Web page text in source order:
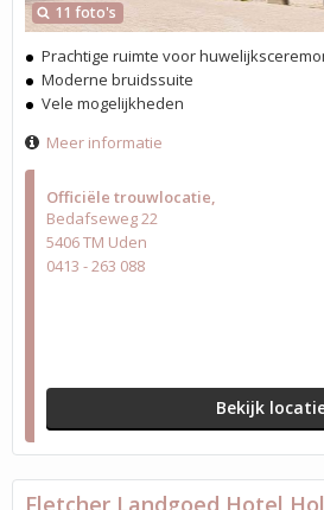
Officiële trouwlocatie
Bedafseweg 22
5406 TM Uden
0413 - 263 088
Bekijk
11 foto's
Prachtige ruimte voor
Moderne bruidssuite
Vele mogelijkheden
Meer informatie
Fletcher Landgoed Hotel